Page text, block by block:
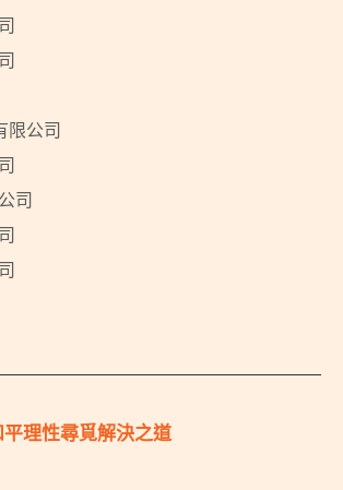
限公司
司
理性尋覓解決之道